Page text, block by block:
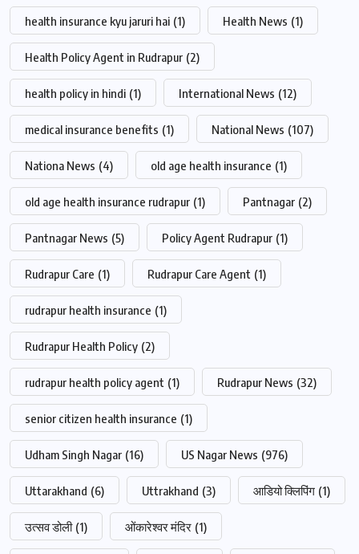
health insurance kyu jaruri hai (1) Health News (1)
Health Policy Agent in Rudrapur (2)
health policy in hindi (1) International News (12)
medical insurance benefits (1) National News (107)
Nationa News (4) old age health insurance (1)
old age health insurance rudrapur (1) Pantnagar (2)
Pantnagar News (5) Policy Agent Rudrapur (1)
Rudrapur Care (1) Rudrapur Care Agent (1)
rudrapur health insurance (1)
Rudrapur Health Policy (2)
rudrapur health policy agent (1) Rudrapur News (32)
senior citizen health insurance (1)
Udham Singh Nagar (16) US Nagar News (976)
Uttarakhand (6) Uttrakhand (3) आडियो क्लिपिंग (1)
उत्सव डोली (1) ओंकारेश्वर मंदिर (1)